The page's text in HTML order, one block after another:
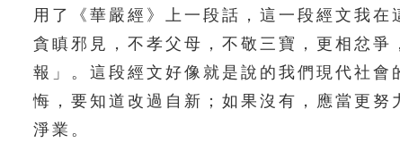
用了《華嚴經》上一段話，這一段經文我
貪瞋邪見，不孝父母，不敬三寶，更相忿
報」。這段經文好像就是說的我們現代社
悔，要知道改過自新；如果沒有，應當更
淨業。